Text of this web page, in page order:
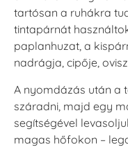
VersaCraft
Tintapárna -
Hidegszürke -
VersaCraft
tartósan a ruhákra
tintapárnát
paplanhuzat, a
nadrágja, cipője,
A nyomdázás után a
száradni, majd egy
segítségével
magas hőfokon –